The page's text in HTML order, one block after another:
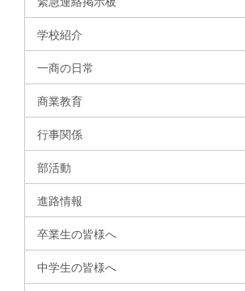
いやり」 大原様の言葉が、生徒たちの
なりました。来たるインターンシップで
をしっかりと実践してきてほしいと思い
学校紹介
一商の日常
商業教育
行事関係
部活動
進路情報
卒業生の皆様へ
中学生の皆様へ